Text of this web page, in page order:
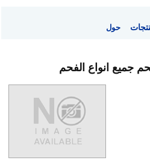
حول
جميع انواع الفحم